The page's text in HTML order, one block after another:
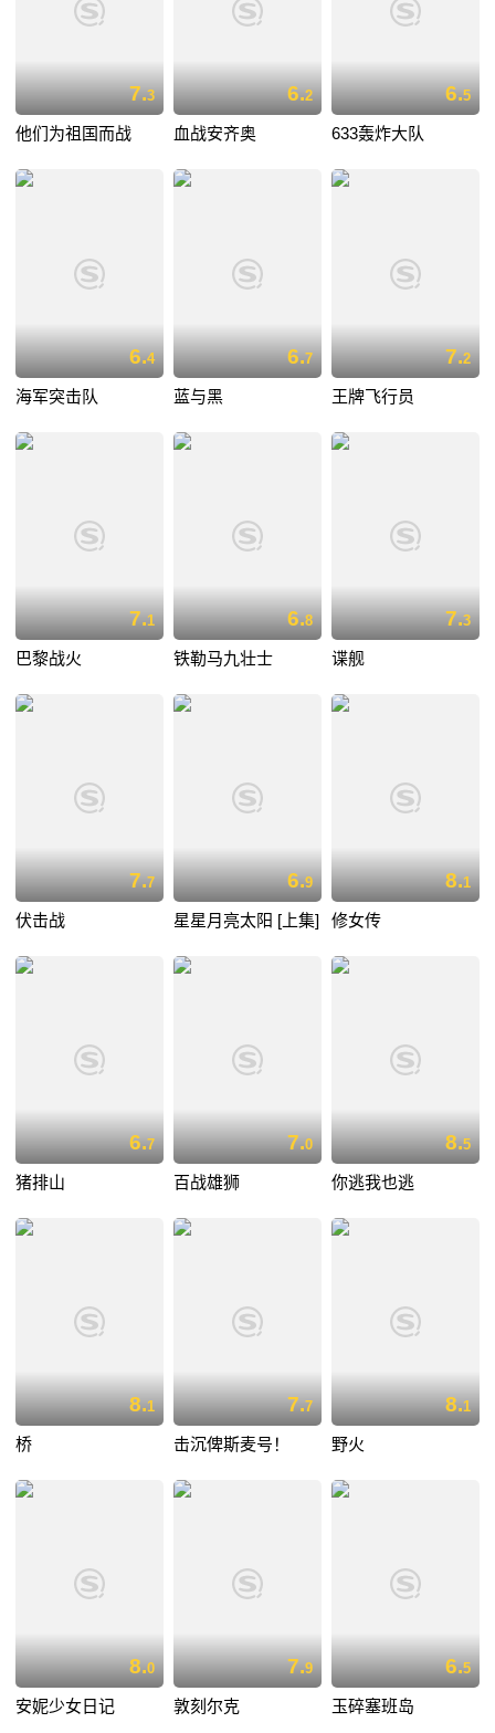
7.3
他们为祖国而战
6.2
血战安齐奥
6.5
633轰炸大队
6.4
海军突击队
6.7
蓝与黑
7.2
王牌飞行员
7.1
巴黎战火
6.8
铁勒马九壮士
7.3
谍舰
7.7
伏击战
6.9
星星月亮太阳 [上集]
8.1
修女传
6.7
猪排山
7.0
百战雄狮
8.5
你逃我也逃
8.1
桥
7.7
击沉俾斯麦号！
8.1
野火
8.0
安妮少女日记
7.9
敦刻尔克
6.5
玉碎塞班岛